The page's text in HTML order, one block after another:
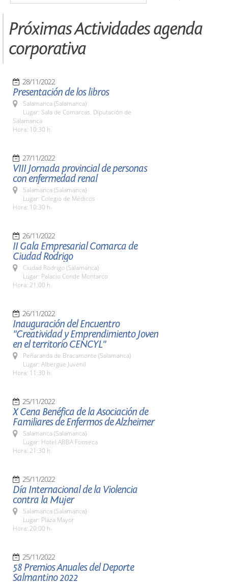
Próximas Actividades agenda
corporativa
28/11/2022
Presentación de los libros
Salamanca (Salamanca)
Lugar: Sala de Comarcas. Diputación de
Salamanca
Hora: 10:30 h.
27/11/2022
VIII Jornada provincial de personas
con enfermedad renal
Salamanca (Salamanca)
Lugar: Colegio de Médicos
Hora: 10:30 h.
26/11/2022
II Gala Empresarial Comarca de
Ciudad Rodrigo
Ciudad Rodrigo (Salamanca)
Lugar: Palacio Conde Montarco
Hora: 21:00 h.
26/11/2022
Inauguración del Encuentro
"Creatividad y Emprendimiento Joven
en el territorio CENCYL"
Peñaranda de Bracamonte (Salamanca)
Lugar: Albergue Juvenil
Hora: 11:30 h.
25/11/2022
X Cena Benéfica de la Asociación de
Familiares de Enfermos de Alzheimer
Salamanca (Salamanca)
Lugar: Hotel ABBA Fonseca
Hora: 21:30 h.
25/11/2022
Día Internacional de la Violencia
contra la Mujer
Salamanca (Salamanca)
Lugar: Plaza Mayor
Hora: 20:00 h.
25/11/2022
58 Premios Anuales del Deporte
Salmantino 2022